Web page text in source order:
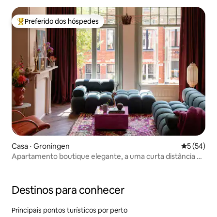
Entre os melhores preferidos dos hóspedes
Preferido dos hóspedes
Casa ⋅ Groningen 5 de uma
5 (54)
Apartamento boutique elegante, a uma curta distância do
Destinos para conhecer
Principais pontos turísticos por perto